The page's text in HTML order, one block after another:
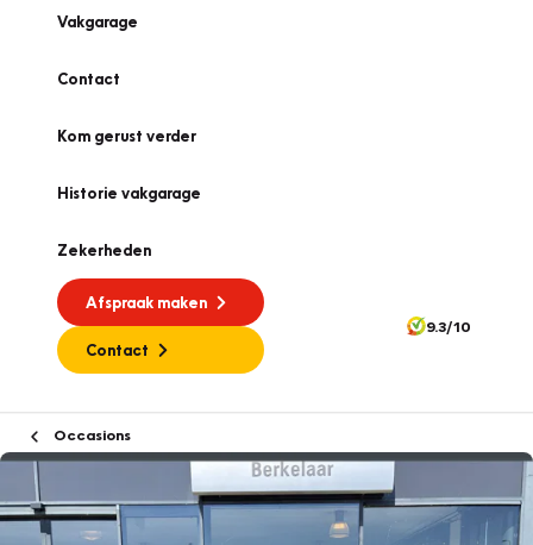
Vakgarage
Contact
Kom gerust verder
Historie vakgarage
Zekerheden
Afspraak maken
Contact
9.3/10
Occasions